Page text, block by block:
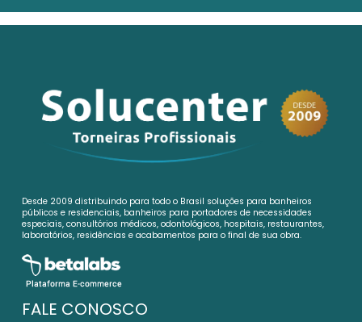
Desde 2009 distribuindo para todo o Brasil soluções para banheiros
públicos e residenciais, banheiros para portadores de necessidades
especiais, consultórios médicos, odontológicos, hospitais, restaurantes,
laboratórios, residências e acabamentos para o final de sua obra.
FALE CONOSCO